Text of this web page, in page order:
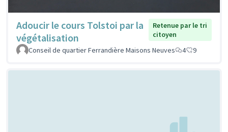
Adoucir le cours Tolstoi par la
végétalisation
Retenue par le tri
citoyen
Conseil de quartier Ferrandière Maisons Neuves
4 9